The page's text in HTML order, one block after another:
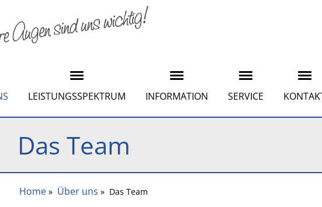
LEISTUNGSSPEKTRUM INFORMATION SERVICE
Das Team
Home » Über uns » Das Team